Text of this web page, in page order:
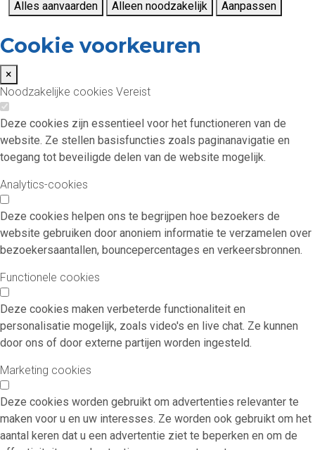
Alles aanvaarden
Alleen noodzakelijk Aanpassen
Cookie voorkeuren
×
Noodzakelijke cookies Vereist
Deze cookies zijn essentieel voor het functioneren van de
website. Ze stellen basisfuncties zoals paginanavigatie en
toegang tot beveiligde delen van de website mogelijk.
Analytics-cookies
Deze cookies helpen ons te begrijpen hoe bezoekers de
website gebruiken door anoniem informatie te verzamelen over
bezoekersaantallen, bouncepercentages en verkeersbronnen.
Functionele cookies
Deze cookies maken verbeterde functionaliteit en
personalisatie mogelijk, zoals video's en live chat. Ze kunnen
door ons of door externe partijen worden ingesteld.
Marketing cookies
Deze cookies worden gebruikt om advertenties relevanter te
maken voor u en uw interesses. Ze worden ook gebruikt om het
aantal keren dat u een advertentie ziet te beperken en om de